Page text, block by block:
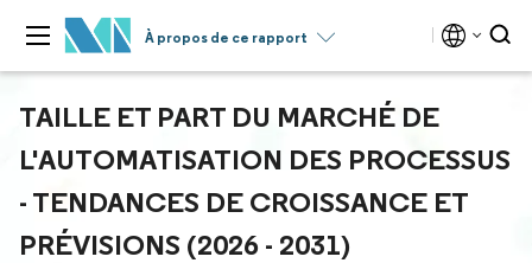
À propos de ce rapport
TAILLE ET PART DU MARCHÉ DE
L'AUTOMATISATION DES PROCESSUS
- TENDANCES DE CROISSANCE ET
PRÉVISIONS (2026 - 2031)